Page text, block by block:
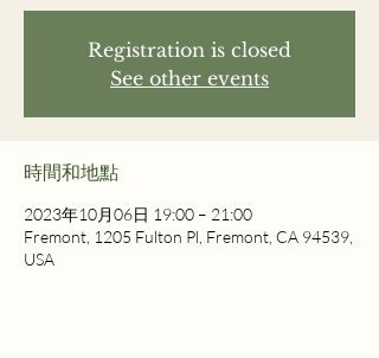
Registration is closed
See other events
時間和地點
2023年10月06日 19:00 – 21:00
Fremont, 1205 Fulton Pl, Fremont, CA 94539,
USA